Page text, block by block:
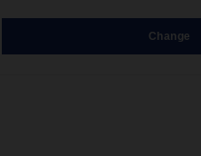
Change